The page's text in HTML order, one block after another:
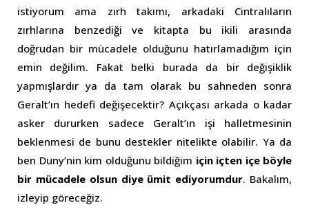
istiyorum ama zırh takımı, arkadaki Cintralıların
zırhlarına benzediği ve kitapta bu ikili arasında
doğrudan bir mücadele olduğunu hatırlamadığım için
emin değilim. Fakat belki burada da bir değişiklik
yapmışlardır ya da tam olarak bu sahneden sonra
Geralt’ın hedefi değişecektir? Açıkçası arkada o kadar
asker dururken sadece Geralt’ın işi halletmesinin
beklenmesi de bunu destekler nitelikte olabilir. Ya da
ben Duny’nin kim olduğunu bildiğim için içten içe böyle
bir mücadele olsun diye ümit ediyorumdur. Bakalım,
izleyip göreceğiz.